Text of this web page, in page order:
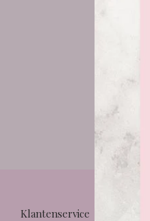
Klantenservice